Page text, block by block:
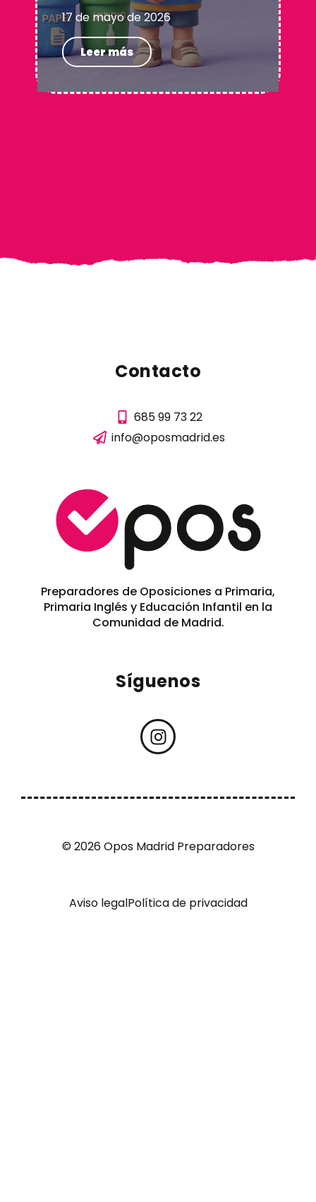
17 de mayo de 2026
Leer más
Contacto
685 99 73 22
info@oposmadrid.es
Preparadores de Oposiciones a Primaria,
Primaria Inglés y Educación Infantil en la
Comunidad de Madrid.
Síguenos
© 2026 Opos Madrid Preparadores
Aviso legalPolítica de privacidad